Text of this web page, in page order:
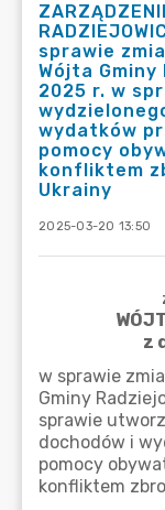
sprawie
Wójta
2025 r. w
wydatków
pomocy
konfliktem
Ukrainy
2025-03-20 13:50